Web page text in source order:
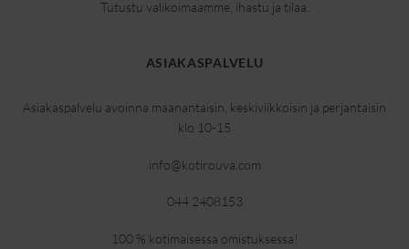
Tutustu valikoimaamme, ihastu ja tilaa.
ASIAKASPALVELU
Asiakaspalvelu avoinna maanantaisin, keskiviikkoisin ja perjantaisin
klo 10-15
info@kotirouva.com
044 2408153
100 % kotimaisessa omistuksessa!